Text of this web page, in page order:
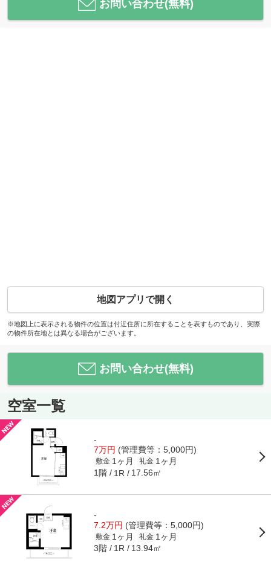
お問い合わせ(無料)
地図アプリで開く
※地図上に表示される物件の位置は付近住所に所在することを表すものであり、実際
の物件所在地とは異なる場合がございます。
お問い合わせ(無料)
空室一覧
-
7万円 (管理費等：5,000円)
敷金 1ヶ月 礼金 1ヶ月
1階 1R 17.56㎡
-
7.2万円 (管理費等：5,000円)
敷金 1ヶ月 礼金 1ヶ月
3階 1R 13.94㎡